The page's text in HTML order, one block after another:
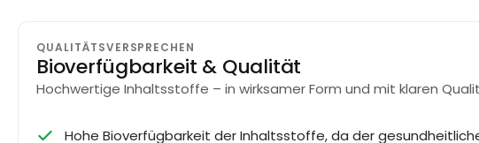
QUALITÄTSVERSPRECHEN
Bioverfügbarkeit & Qualität
Hochwertige Inhaltsstoffe – in wirksamer Form und mit klaren
Hohe Bioverfügbarkeit der Inhaltsstoffe, da der